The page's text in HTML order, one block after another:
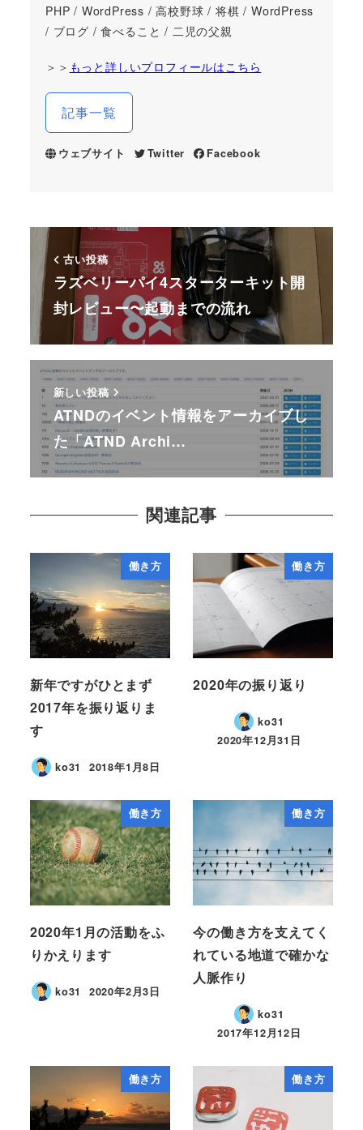
PHP / WordPress / 高校野球 / 将棋 / WordPress
/ ブログ / 食べること / 二児の父親
＞＞ もっと詳しいプロフィールはこちら
記事一覧
ウェブサイト Twitter Facebook
古い投稿
ラズベリーパイ4スターターキット開
封レビュー〜起動までの流れ
新しい投稿
ATNDのイベント情報をアーカイブし
た「ATND Archi…
関連記事
働き方
新年ですがひとまず
2017年を振り返りま
す
ko31 2018年1月8日
働き方
2020年の振り返り
ko31
2020年12月31日
働き方
2020年1月の活動をふ
りかえります
ko31 2020年2月3日
働き方
今の働き方を支えてく
れている地道で確かな
人脈作り
ko31
2017年12月12日
働き方 働き方